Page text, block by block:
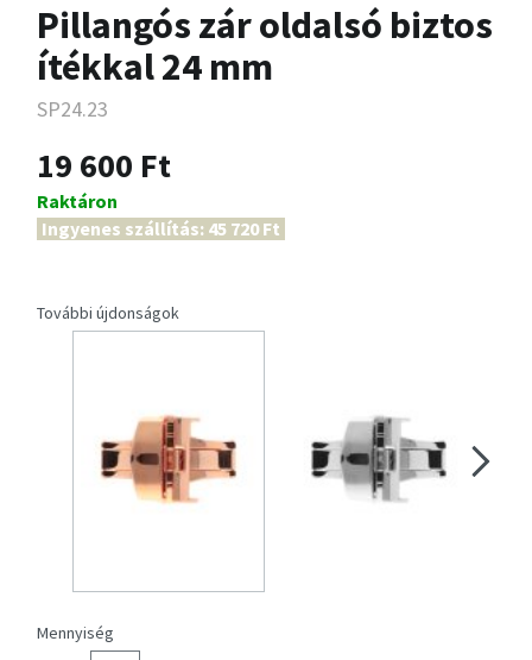
Pillangós zár oldalsó biztos
ítékkal 24 mm
SP24.23
19 600 Ft
Raktáron
Ingyenes szállítás: 45 720 Ft
További újdonságok
Mennyiség